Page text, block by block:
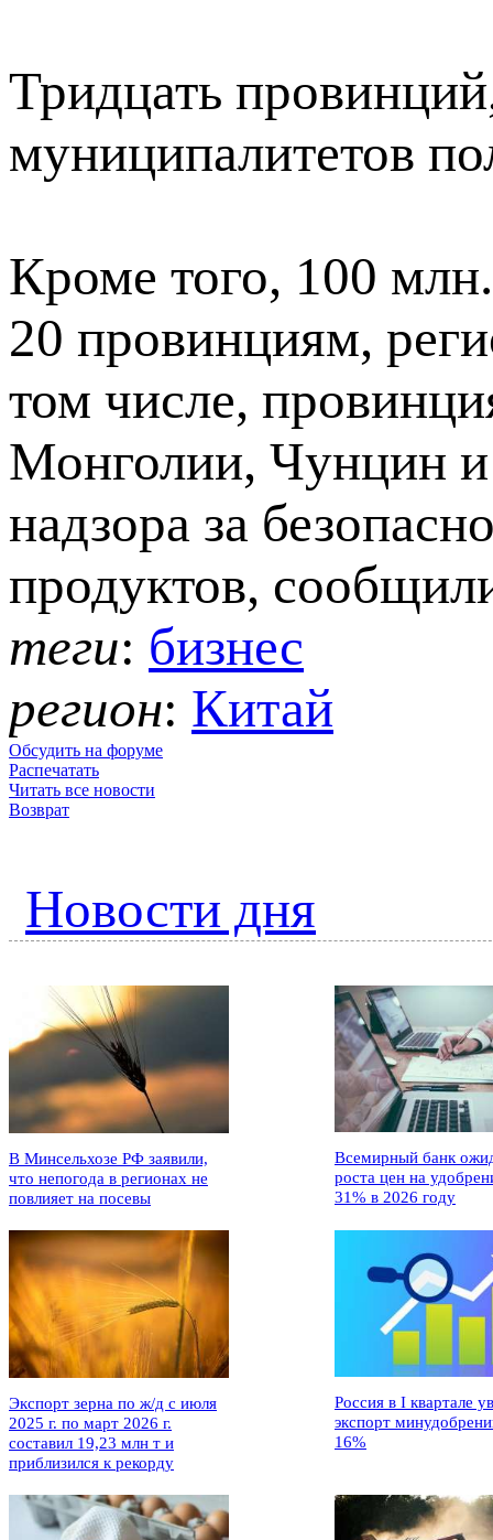
Тридцать
муниципалитетов
Кроме того, 100
20 провинциям,
том числе,
Монголии, Чунцин
надзора за
продуктов,
теги: бизнес
регион: Китай
Обсудить на форуме
Распечатать
Читать все новости
Возврат
Новости дня
В Минсельхозе РФ заявили,
что непогода в регионах не
повлияет на посевы
Всемирный банк
роста цен на
31% в 2026 году
Экспорт зерна по ж/д с июля
2025 г. по март 2026 г.
составил 19,23 млн т и
приблизился к рекорду
Россия в I квартале
экспорт
16%